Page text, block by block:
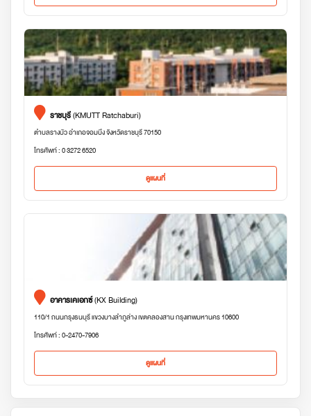
ราชบุรี(KMUTT Ratchaburi)
ตำบลรางบัว อำเภอจอมบึง จังหวัดราชบุรี 70150
โทรศัพท์ : 0 3272 6520
ดูแผนที่
อาคารเคเอกซ์(KX Building)
110/1 ถนนกรุงธนบุรี แขวงบางลำภูล่าง เขตคลองสาน กรุงเทพมหานคร 10600
โทรศัพท์ : 0-2470-7906
ดูแผนที่